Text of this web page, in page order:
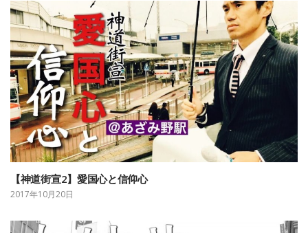
【神道街宣2】愛国心と信仰心
2017年10月20日